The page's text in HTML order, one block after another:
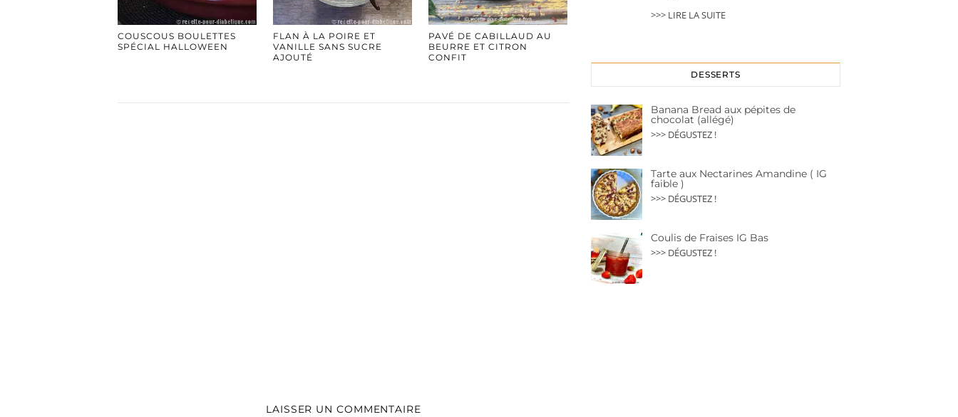
COUSCOUS BOULETTES
SPÉCIAL HALLOWEEN
FLAN À LA POIRE ET
VANILLE SANS SUCRE
AJOUTÉ
PAVÉ DE CABILLAUD AU
BEURRE ET CITRON
CONFIT
LAISSER UN COMMENTAIRE
>>> LIRE LA SUITE
DESSERTS
Banana Bread aux pépites de
chocolat (allégé)
>>> DÉGUSTEZ !
Tarte aux Nectarines Amandine ( IG
faible )
>>> DÉGUSTEZ !
Coulis de Fraises IG Bas
>>> DÉGUSTEZ !